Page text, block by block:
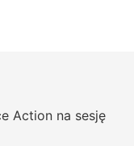
Action na sesję